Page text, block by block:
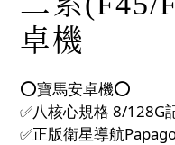
卓機
⭕️寶馬安卓機⭕️
✅八核心規格 8/128G
✅正版衛星導航